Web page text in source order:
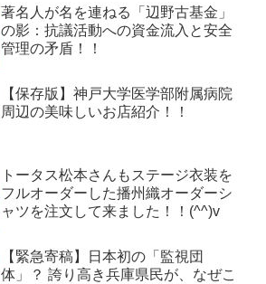
著名人が名を連ねる「辺野古基金」
の影：抗議活動への資金流入と安全
管理の矛盾！！
【保存版】神戸大学医学部附属病院
周辺の美味しいお店紹介！！
トータス松本さんもステージ衣装を
フルオーダーした播州織オーダーシ
ャツを注文して来ました！！(^^)v
【緊急寄稿】日本初の「監視団
体」？ 誇り高き兵庫県民が、なぜこ